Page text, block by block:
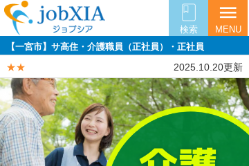
検索
menu
MENU
【一宮市】サ高住・介護職員（正社員）・正社員
★★ 2025.10.20更新